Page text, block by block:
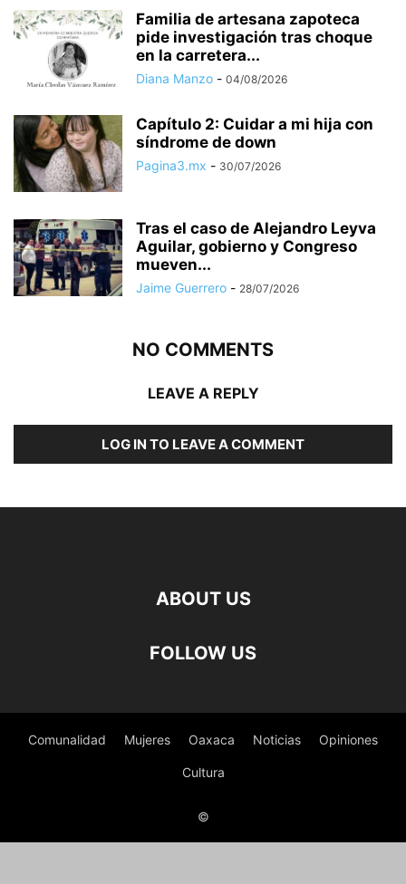
Familia de artesana zapoteca
pide investigación tras choque
en la carretera...
Diana Manzo - 04/08/2026
Capítulo 2: Cuidar a mi hija con
síndrome de down
Pagina3.mx - 30/07/2026
Tras el caso de Alejandro Leyva
Aguilar, gobierno y Congreso
mueven...
Jaime Guerrero - 28/07/2026
NO COMMENTS
LEAVE A REPLY
LOG IN TO LEAVE A COMMENT
ABOUT US
FOLLOW US
Comunalidad Mujeres Oaxaca Noticias Opiniones
Cultura
©